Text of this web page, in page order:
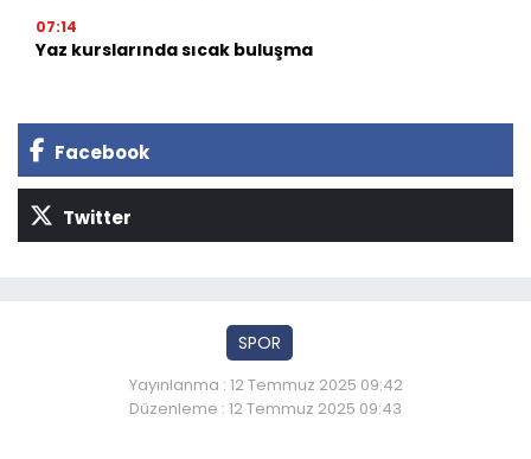
07:14
Yaz kurslarında sıcak buluşma
Facebook
Twitter
SPOR
Yayınlanma : 12 Temmuz 2025 09:42
Düzenleme : 12 Temmuz 2025 09:43